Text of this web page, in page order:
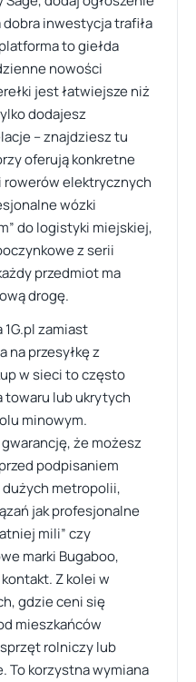
inwestycja trafiła
to giełda
nowości
jest łatwiejsze niż
dodajesz
– znajdziesz tu
oferują konkretne
rowerów elektrycznych
wózki
do logistyki miejskiej,
z serii
przedmiot ma
drogę.
zamiast
na przesyłkę z
w sieci to często
towaru lub ukrytych
minowym.
że możesz
podpisaniem
dużych metropolii,
jak profesjonalne
mili” czy
marki Bugaboo,
Z kolei w
gdzie ceni się
mieszkańców
rolniczy lub
To korzystna wymiana